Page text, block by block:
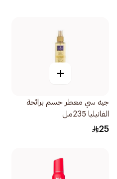
+
جيه سي معطر جسم برائحة
الفانيليا 235مل
25